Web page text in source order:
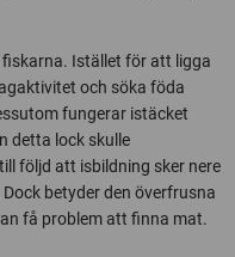
Istället för att ligga
och söka föda
fungerar istäcket
detta lock skulle
följd att isbildning sker nere
betyder den överfrusna
få problem att finna mat.